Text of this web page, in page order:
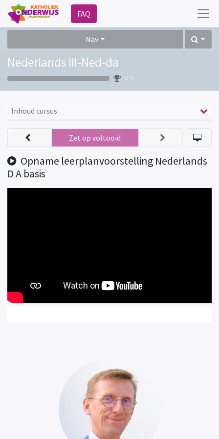
FAQ
Nav
Nederlands III-Ned-da
0 %
Inhoud cursus
Opname leerplanvoorstelling Nederlands
D A basis
Zet op voltooid